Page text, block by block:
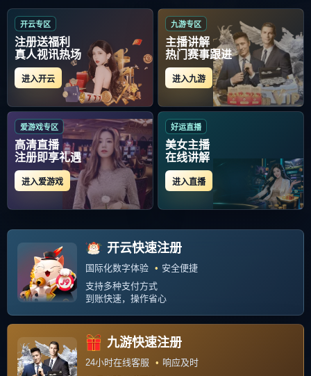
关于窗口期法国杯传出新动向的
文章
这是关于 窗口期法国杯传出新动向 标签
的相关文章列表
当前位置： 首页 关于 窗口期法国杯传出新动向 的文章
kaiyun app-包含窗口期法国杯传出新动向，
多特蒙德单刀错失，管理层表态——目标明
确，赛季目标并未改变的词条
2025-12-04 519 阅读
1 共 1 页